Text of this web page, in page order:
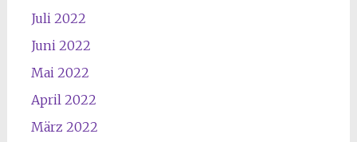
Juli 2022
Juni 2022
Mai 2022
April 2022
März 2022